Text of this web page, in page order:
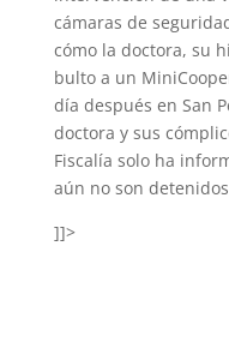
cámaras de
cómo la doctora, su
bulto a un
día después en San
doctora y sus
Fiscalía solo ha
aún no son
]]>